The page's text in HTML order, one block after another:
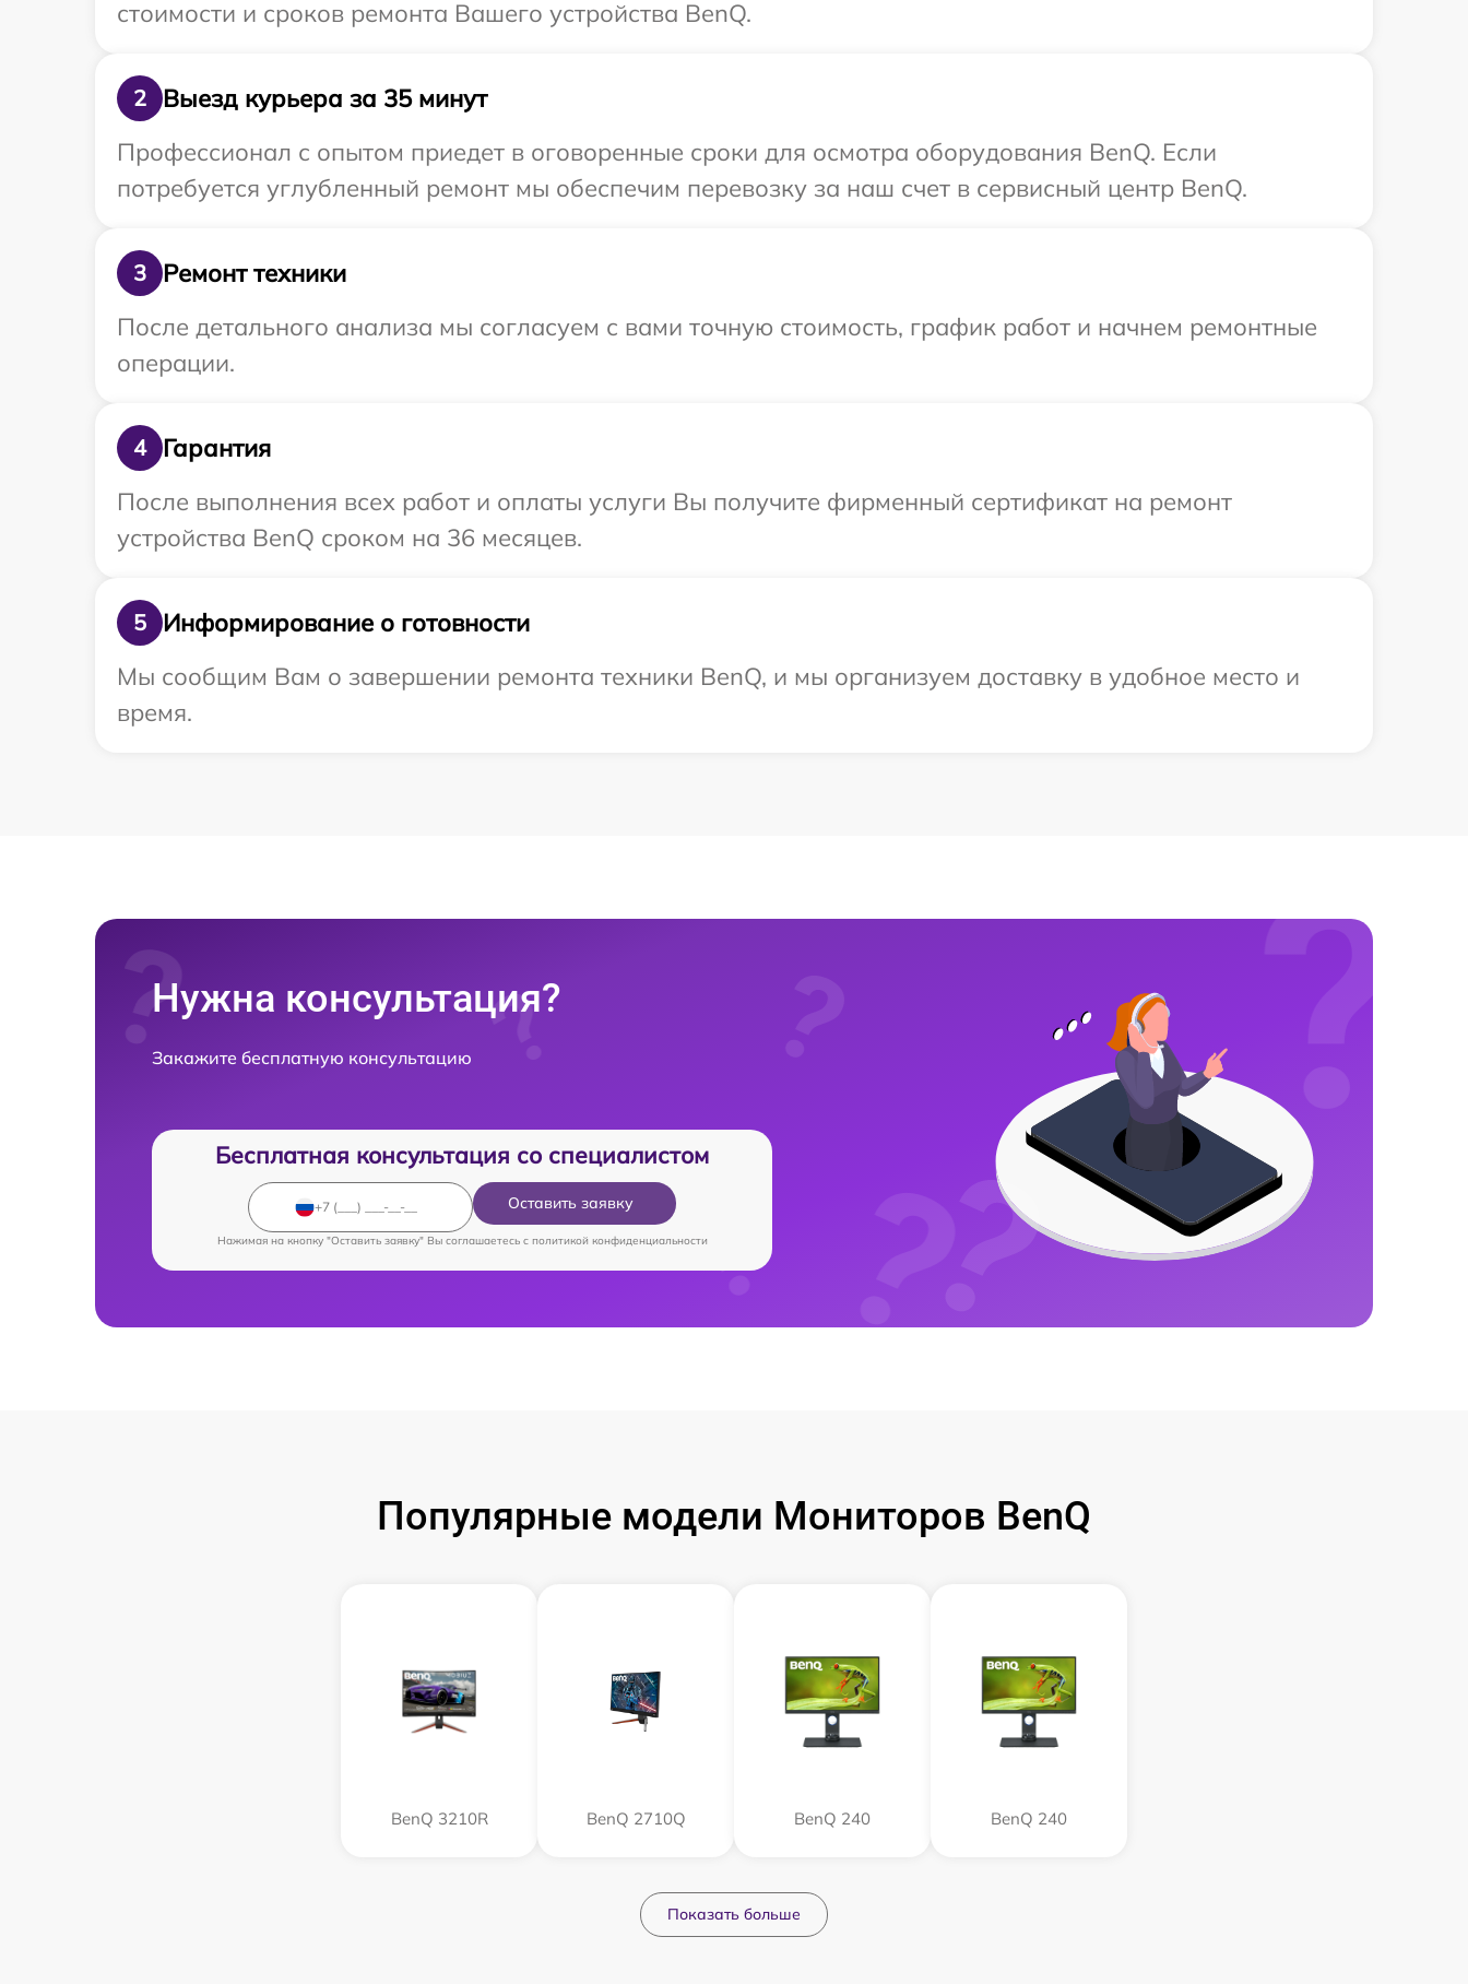
стоимости и сроков ремонта Вашего устройства BenQ.
2
Выезд курьера за 35 минут
Профессионал с опытом приедет в оговоренные сроки для осмотра оборудования BenQ. Если
потребуется углубленный ремонт мы обеспечим перевозку за наш счет в сервисный центр BenQ.
3
Ремонт техники
После детального анализа мы согласуем с вами точную стоимость, график работ и начнем ремонтные
операции.
4
Гарантия
После выполнения всех работ и оплаты услуги Вы получите фирменный сертификат на ремонт
устройства BenQ сроком на 36 месяцев.
5
Информирование о готовности
Мы сообщим Вам о завершении ремонта техники BenQ, и мы организуем доставку в удобное место и
время.
Нужна консультация?
Закажите бесплатную консультацию
Бесплатная консультация со специалистом
Оставить заявку
Нажимая на кнопку "Оставить заявку" Вы соглашаетесь c политикой конфиденциальности
Популярные модели Мониторов BenQ
BenQ 3210R BenQ 2710Q BenQ 240 BenQ 240
Показать больше